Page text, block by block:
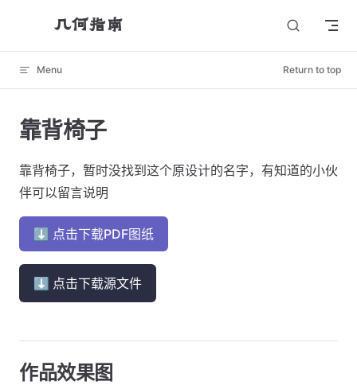
Skip to content
几何指南
Menu Return to top
靠背椅子
靠背椅子，暂时没找到这个原设计的名字，有知道的小伙
伴可以留言说明
⬇ 点击下载PDF图纸
⬇ 点击下载源文件
作品效果图